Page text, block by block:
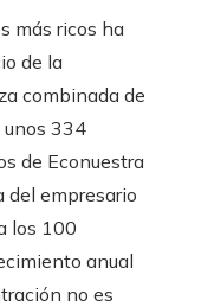
más ricos ha
de la
combinada de
unos 334
de Econuestra
del empresario
los 100
anual
no es